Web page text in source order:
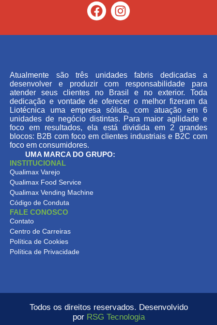
Atualmente são três unidades fabris dedicadas a
desenvolver e produzir com responsabilidade para
atender seus clientes no Brasil e no exterior. Toda
dedicação e vontade de oferecer o melhor fizeram da
Liotécnica uma empresa sólida, com atuação em 6
unidades de negócio distintas. Para maior agilidade e
foco em resultados, ela está dividida em 2 grandes
blocos: B2B com foco em clientes industriais e B2C com
foco em consumidores.
UMA MARCA DO GRUPO:
INSTITUCIONAL
Qualimax Varejo
Qualimax Food Service
Qualimax Vending Machine
Código de Conduta
FALE CONOSCO
Contato
Centro de Carreiras
Política de Cookies
Política de Privacidade
Todos os direitos reservados. Desenvolvido
por RSG Tecnologia